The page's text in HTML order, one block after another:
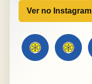
Ver no Instagram